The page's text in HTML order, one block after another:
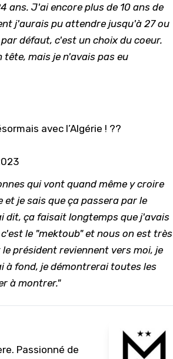
ans. J'ai encore plus de 10 ans de
j'aurais pu attendre jusqu'à 27 ou
défaut, c'est un choix du coeur.
tête, mais je n'avais pas eu
avec l’Algérie ! ??
qui vont quand même y croire
je sais que ça passera par le
dit, ça faisait longtemps que j'avais
le "mektoub" et nous on est très
président reviennent vers moi, je
à fond, je démontrerai toutes les
à montrer."
Passionné de